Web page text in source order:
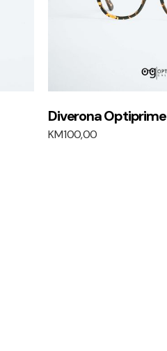
Diverona Optiprime
KM100,00